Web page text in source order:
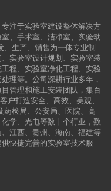
注于实验室建设整体解决方
、手术室、洁净室、实验动
、生产、销售为一体专业制
实验室设计规划、实验室装
程、实验室净化工程、实验
理等。公司深耕行业多年，
管理和施工安装团队，集百
户打造安全、高效、美观、
药检局、公安局、医院、高
学、光电等数十个行业，数
江西、贵州、海南、福建等
快捷完善的实验室技术服